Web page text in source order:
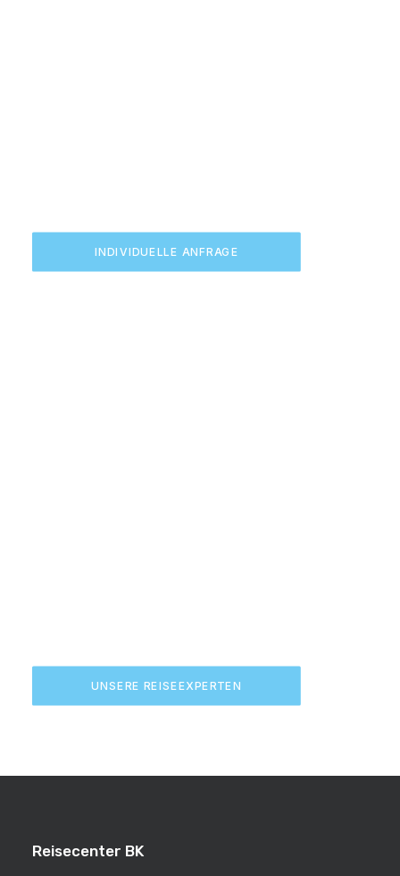
INDIVIDUELLE ANFRAGE
UNSERE REISEEXPERTEN
Reisecenter BK